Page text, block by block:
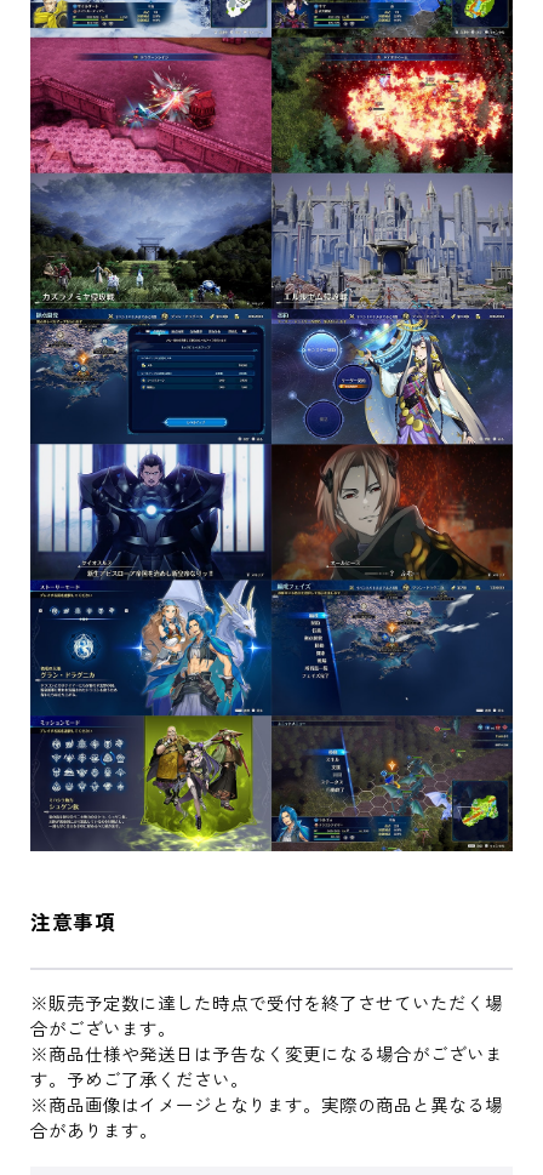
注意事項
※販売予定数に達した時点で受付を終了させていただく場
合がございます。
※商品仕様や発送日は予告なく変更になる場合がございま
す。予めご了承ください。
※商品画像はイメージとなります。実際の商品と異なる場
合があります。